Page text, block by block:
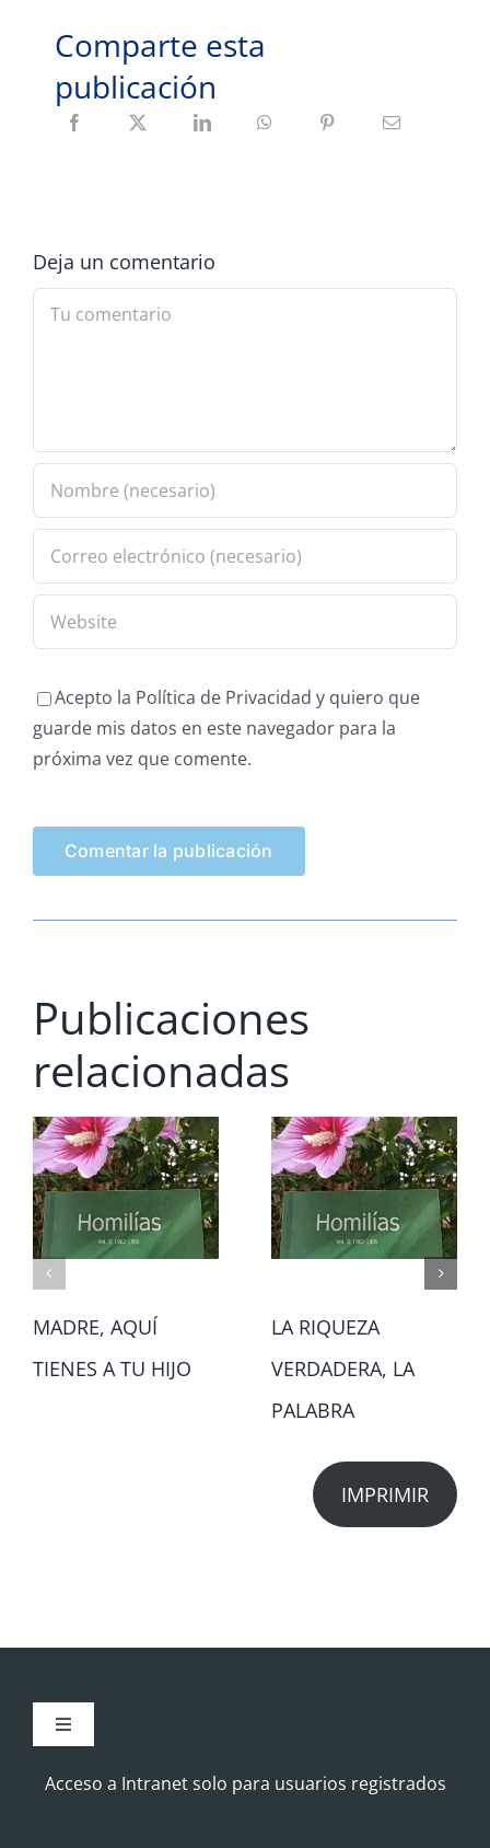
Comparte esta
publicación
Deja un comentario
Comment
Acepto la Política de Privacidad y quiero que
guarde mis datos en este navegador para la
próxima vez que comente.
Publicaciones
relacionadas
MADRE, AQUÍ
TIENES A TU HIJO
LA RIQUEZA
VERDADERA, LA
PALABRA
IMPRIMIR
Toggle
Aviso Legal
Acceso a Intranet solo para usuarios registrados